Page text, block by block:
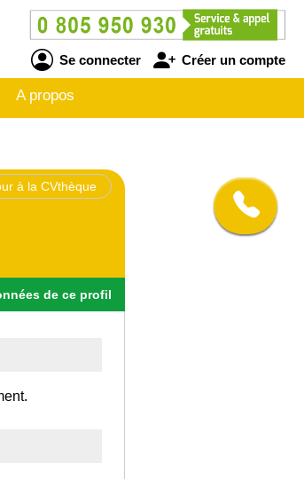
Se connecter Créer un compte
A propos
à la CVthèque
de ce profil